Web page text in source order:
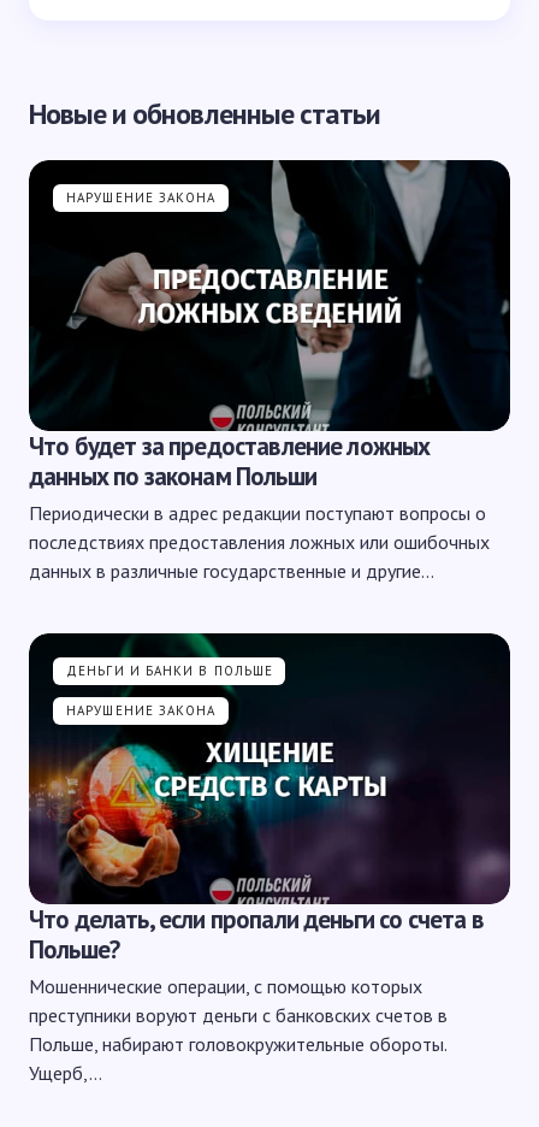
Новые и обновленные статьи
НАРУШЕНИЕ ЗАКОНА
Что будет за предоставление ложных
данных по законам Польши
Периодически в адрес редакции поступают вопросы о
последствиях предоставления ложных или ошибочных
данных в различные государственные и другие…
ДЕНЬГИ И БАНКИ В ПОЛЬШЕ
НАРУШЕНИЕ ЗАКОНА
Что делать, если пропали деньги со счета в
Польше?
Мошеннические операции, с помощью которых
преступники воруют деньги с банковских счетов в
Польше, набирают головокружительные обороты.
Ущерб,…